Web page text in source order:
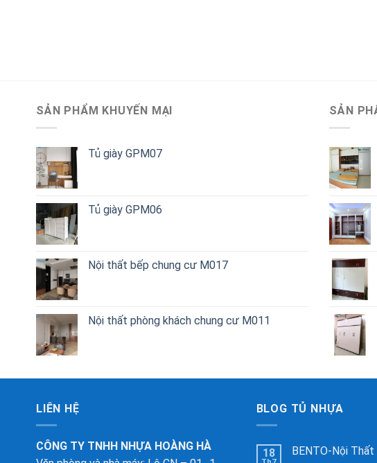
SẢN PHẨM KHUYẾN MẠI
Tủ giày GPM07
Tủ giày GPM06
Nội thất bếp chung cư M017
Nội thất phòng khách chung cư M011
SẢN
LIÊN HỆ
CÔNG TY TNHH NHỰA HOÀNG HÀ
BLOG TỦ NHỰA
18 BENTO-Nội